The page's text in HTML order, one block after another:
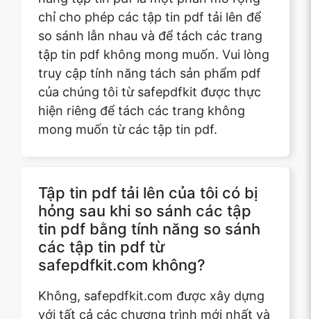
truy cập tính năng tách sản phẩm pdf
của chúng tôi từ safepdfkit được thực
hiện riêng để tách các trang không
mong muốn từ các tập tin pdf.
Tập tin pdf tải lên của tôi có bị
các tập tin pdf từ
safepdfkit.com không?
Không, safepdfkit.com được xây dựng
với tất cả các chương trình mới nhất và
tính năng bảo mật mà không cho phép
các tập tin pdf tải lên bị hỏng. Vì vậy,
các tập tin pdf được tải lên là hoàn